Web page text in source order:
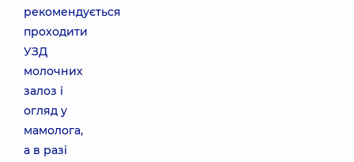
рекомендується
проходити
УЗД
молочних
залоз і
огляд у
мамолога,
а в разі